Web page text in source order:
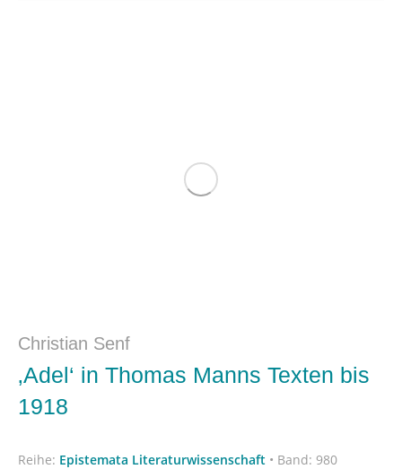
Christian Senf
‚Adel‘ in Thomas Manns Texten bis
1918
Reihe: Epistemata Literaturwissenschaft • Band: 980